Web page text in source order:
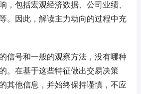
，包括宏观经济数据、公司业绩、
。因此，解读主力动向的过程中充
信号和一般的观察方法，没有哪种
。在基于这些特征做出交易决策
其他信息，并始终保持谨慎，不应